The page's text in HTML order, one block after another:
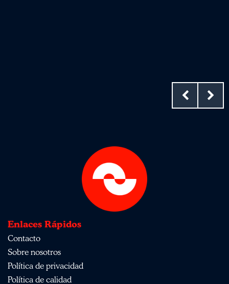
Enlaces Rápidos
Contacto
Sobre nosotros
Política de privacidad
Política de calidad